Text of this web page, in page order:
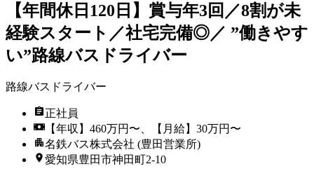
【年間休日120日】賞与年3回／8割が未
経験スタート／社宅完備◎／ ”働きやす
い”路線バスドライバー
路線バスドライバー
正社員
【年収】460万円〜、【月給】30万円〜
名鉄バス株式会社 (豊田営業所)
愛知県豊田市神田町2-10